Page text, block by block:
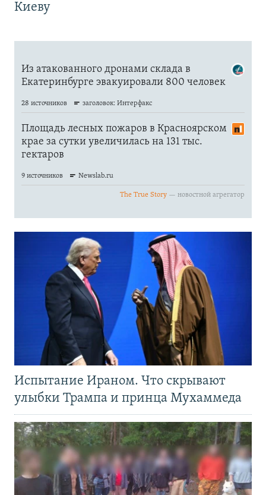
Киеву
Испытание Ираном. Что скрывают
улыбки Трампа и принца Мухаммеда